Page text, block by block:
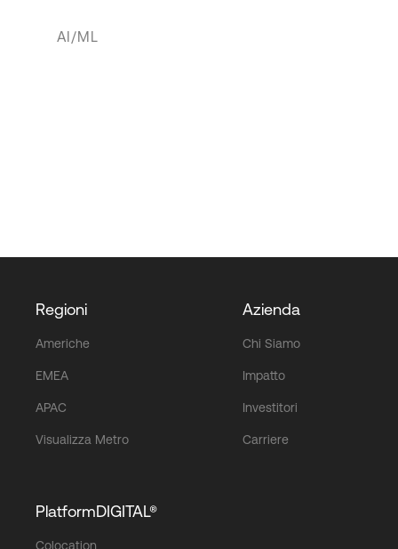
AI/ML
Regioni
Americhe
EMEA
APAC
Visualizza Metro
Azienda
Chi Siamo
Impatto
Investitori
Carriere
PlatformDIGITAL®
Colocation